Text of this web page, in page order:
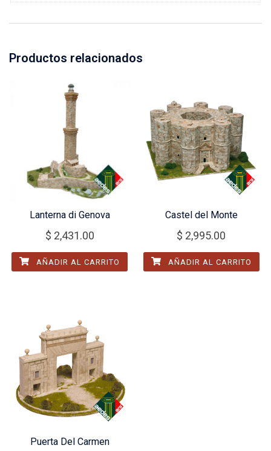
Productos relacionados
Lanterna di Genova
$ 2,431.00
AÑADIR AL CARRITO
Castel del Monte
$ 2,995.00
AÑADIR AL CARRITO
Puerta Del Carmen